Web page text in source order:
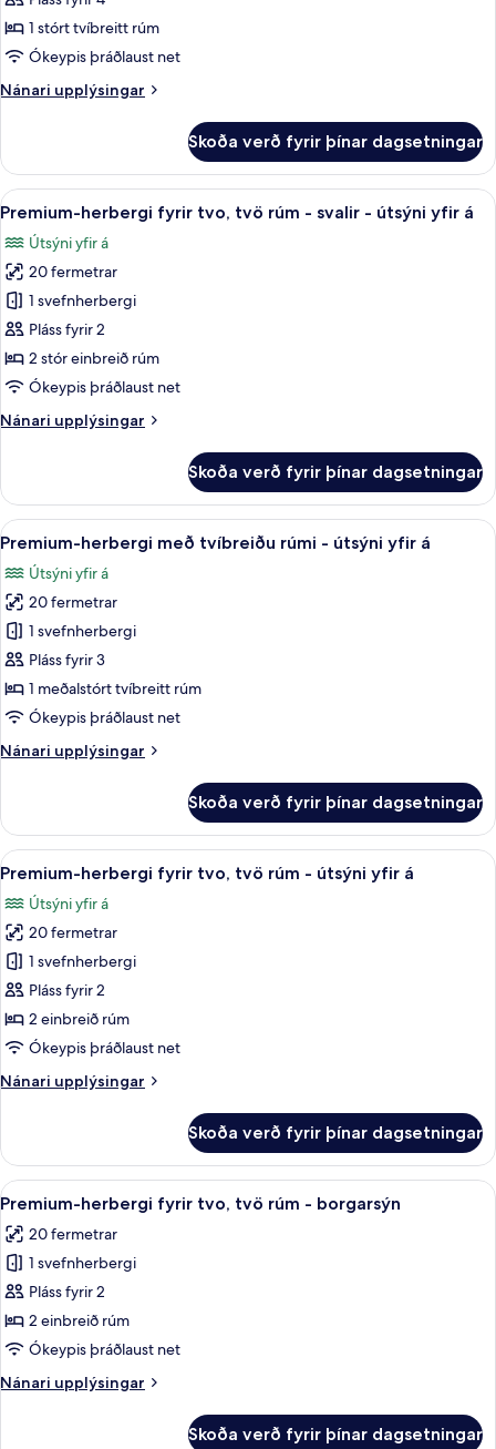
á
-
svalir
útsýni
1 stórt tvíbreitt rúm
Ókeypis þráðlaust net
Nánari upplýsingar
Nánari
íbúð
svalir
útsýni
yfir
Skoða verð fyrir þínar dagsetningar
Skoða
allar
myndir
fyrir
Premium-
herbergi
fyrir
tvo,
rúm
-
útsýni
yfir
á
Premium-herbergi fyrir tvo, tvö
5
Premium-herbergi fyrir tvo, tvö rúm - svalir - útsýni yfir á
Útsýni yfir á
20 fermetrar
1 svefnherbergi
Pláss fyrir 2
2 stór einbreið rúm
Ókeypis þráðlaust net
Nánari upplýsingar
Nánari
herbergi
fyrir
tvo,
rúm
svalir
útsýni
yfir
á
Skoða verð fyrir þínar dagsetningar
Skoða
allar
myndir
fyrir
Premium-
herbergi
með
tvíbreiðu
-
á
Premium-herbergi með tvíbreiðu
7
Premium-herbergi með tvíbreiðu rúmi - útsýni yfir á
Útsýni yfir á
20 fermetrar
1 svefnherbergi
Pláss fyrir 3
1 meðalstórt tvíbreitt rúm
Ókeypis þráðlaust net
Nánari upplýsingar
Nánari
herbergi
með
tvíbreiðu
-
útsýni
yfir
á
Skoða verð fyrir þínar dagsetningar
Skoða
allar
myndir
fyrir
Premium-
herbergi
fyrir
tvo,
rúm
yfir
á
1 svefnherbergi, ofnæmisprófaður
5
Premium-herbergi fyrir tvo, tvö rúm - útsýni yfir á
Útsýni yfir á
20 fermetrar
1 svefnherbergi
Pláss fyrir 2
2 einbreið rúm
Ókeypis þráðlaust net
Nánari upplýsingar
Nánari
herbergi
fyrir
tvo,
rúm
yfir
á
Skoða verð fyrir þínar dagsetningar
Skoða
allar
myndir
fyrir
Premium-
herbergi
fyrir
tvö
1 svefnherbergi, ofnæmisprófaður
6
Premium-herbergi fyrir tvo, tvö rúm - borgarsýn
20 fermetrar
1 svefnherbergi
Pláss fyrir 2
2 einbreið rúm
Ókeypis þráðlaust net
Nánari upplýsingar
Nánari
Skoða verð fyrir þínar dagsetningar